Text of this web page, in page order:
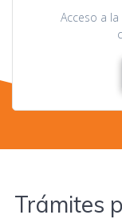
Acceso a
Trámites